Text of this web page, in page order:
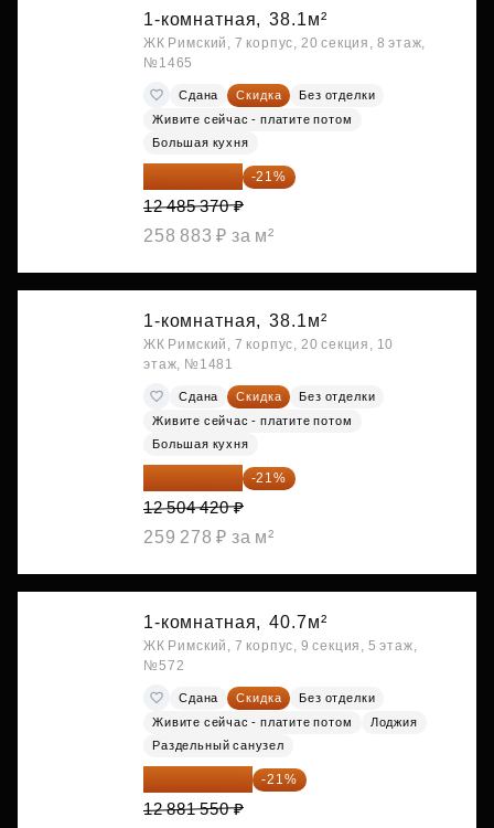
1-комнатная, 38.1м²
ЖК Римский, 7 корпус, 20 секция, 8 этаж,
№1465
Сдана Скидка
Без отделки
Живите сейчас - платите потом
Большая кухня
-21%
12 485 370 ₽
258 883 ₽ за м²
1-комнатная, 38.1м²
ЖК Римский, 7 корпус, 20 секция, 10
этаж, №1481
Сдана Скидка
Без отделки
Живите сейчас - платите потом
Большая кухня
-21%
12 504 420 ₽
259 278 ₽ за м²
1-комнатная, 40.7м²
ЖК Римский, 7 корпус, 9 секция, 5 этаж,
№572
Сдана Скидка
Без отделки
Живите сейчас - платите потом
Лоджия
Раздельный санузел
10 176 425 ₽ -21%
12 881 550 ₽